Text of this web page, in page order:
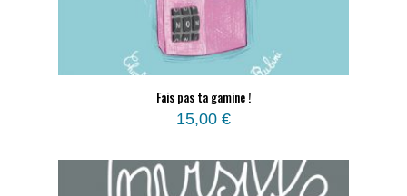
Fais pas ta gamine !
15,00 €